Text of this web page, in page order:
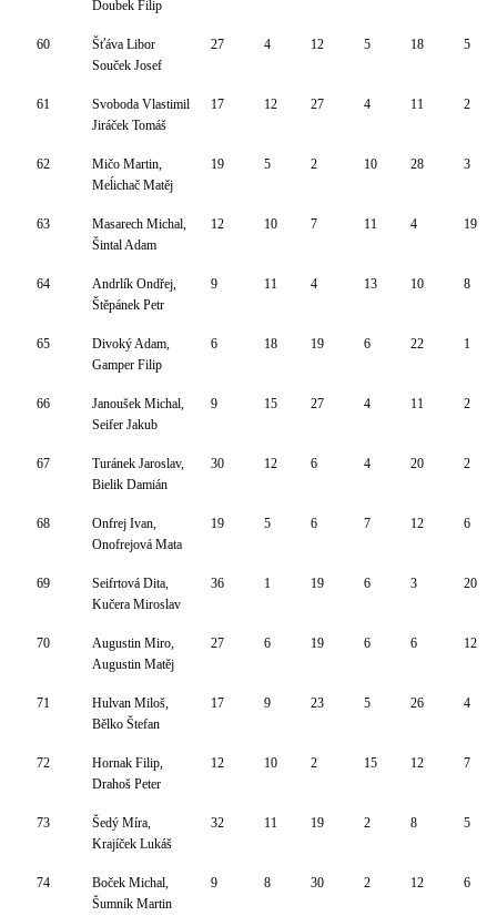
Doubek Filip
60
Šťáva Libor
Souček Josef
27 4 12 5 18 5
61
Svoboda Vlastimil
Jiráček Tomáš
17 12 27 4 11 2
62
Mičo Martin,
Meĺichač Matěj
19 5 2 10 28 3
63
Masarech Michal,
Šintal Adam
12 10 7 11 4 19
64
Andrlík Ondřej,
Štěpánek Petr
9 11 4 13 10 8
65
Divoký Adam,
Gamper Filip
6 18 19 6 22 1
66
Janoušek Michal,
Seifer Jakub
9 15 27 4 11 2
67
Turánek Jaroslav,
Bielik Damián
30 12 6 4 20 2
68
Onfrej Ivan,
Onofrejová Mata
19 5 6 7 12 6
69
Seifrtová Dita,
Kučera Miroslav
36 1 19 6 3 20
70
Augustin Miro,
Augustin Matěj
27 6 19 6 6 12
71
Hulvan Miloš,
Bělko Štefan
17 9 23 5 26 4
72
Hornak Filip,
Drahoš Peter
12 10 2 15 12 7
73
Šedý Míra,
Krajíček Lukáš
32 11 19 2 8 5
74
Boček Michal,
Šumník Martin
9 8 30 2 12 6